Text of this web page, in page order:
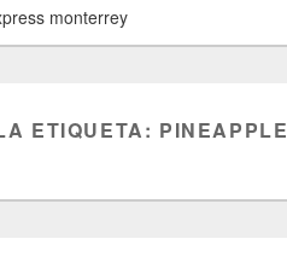
monterrey
ETIQUETA: